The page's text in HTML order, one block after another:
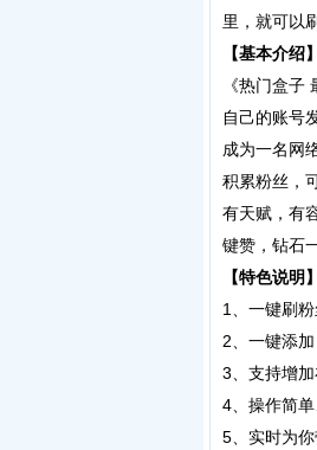
里，就可以
【基本介绍】
《热门盒
自己的账号
成为一名网
积累粉丝，
有天赋，有
键赞，钻石
【特色说明】
1、一键刷
2、一键添
3、支持增
4、操作简
5、实时为你